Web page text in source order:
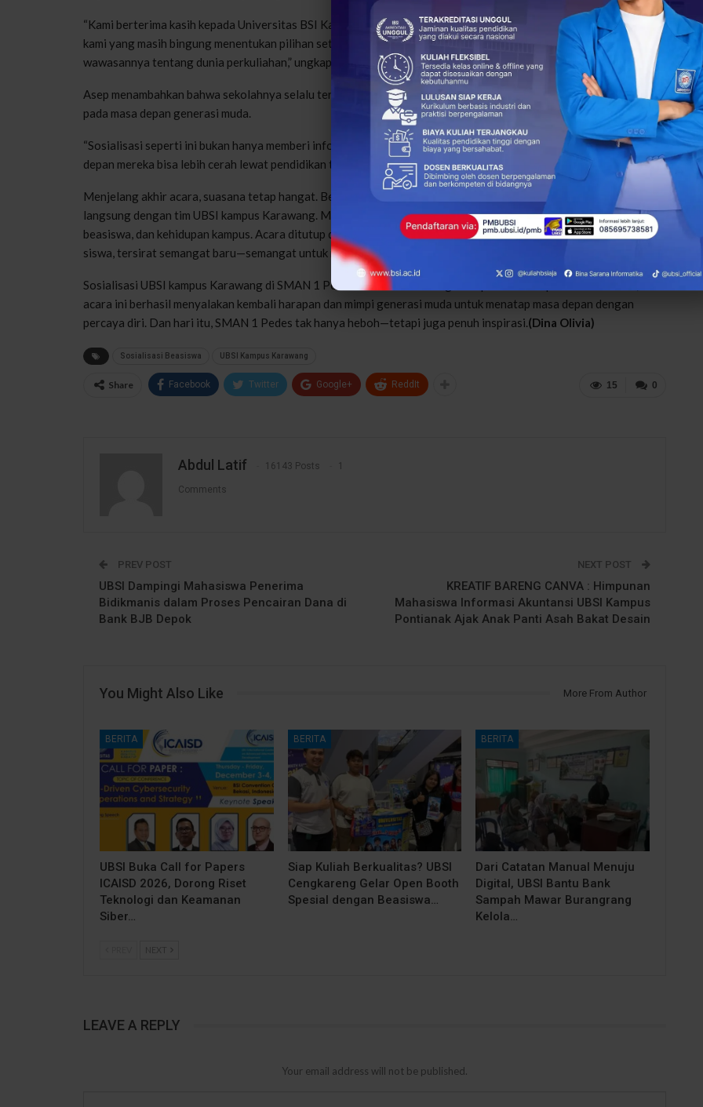
“Kami berterima kasih kepada Universitas BSI Karawang yang sudah datang langsung ke sekolah. Banyak siswa
kami yang masih bingung menentukan pilihan setelah lulus. Melalui kegiatan ini, mereka jadi lebih terbuka
wawasannya tentang dunia perkuliahan,” ungkapnya.
Asep menambahkan bahwa sekolahnya selalu terbuka terhadap kolaborasi dengan perguruan tinggi yang peduli
pada masa depan generasi muda.
“Sosialisasi seperti ini bukan hanya memberi informasi, tapi juga memotivasi. Anak-anak jadi sadar bahwa masa
depan mereka bisa lebih cerah lewat pendidikan tinggi,” ujarnya.
Menjelang akhir acara, suasana tetap hangat. Beberapa siswa masih terlihat mengantre untuk berkonsultasi
langsung dengan tim UBSI kampus Karawang. Mereka ingin tahu lebih detail tentang cara mendaftar, peluang
beasiswa, dan kehidupan kampus. Acara ditutup dengan sesi foto bersama yang penuh keceriaan. Di wajah para
siswa, tersirat semangat baru—semangat untuk melangkah lebih jauh mengejar mimpi kuliah.
Sosialisasi UBSI kampus Karawang di SMAN 1 Pedes bukan sekadar kegiatan promosi kampus. Lebih dari itu,
acara ini berhasil menyalakan kembali harapan dan mimpi generasi muda untuk menatap masa depan dengan
percaya diri. Dan hari itu, SMAN 1 Pedes tak hanya heboh—tetapi juga penuh inspirasi.(Dina Olivia)
Sosialisasi Beasiswa UBSI Kampus Karawang
0
15
Share Facebook Twitter Google+ ReddIt
Abdul Latif 16143 Posts 1
Comments
PREV POST
UBSI Dampingi Mahasiswa Penerima
Bidikmanis dalam Proses Pencairan Dana di
Bank BJB Depok
NEXT POST
KREATIF BARENG CANVA : Himpunan
Mahasiswa Informasi Akuntansi UBSI Kampus
Pontianak Ajak Anak Panti Asah Bakat Desain
You Might Also Like More From Author
BERITA
UBSI Buka Call for Papers
ICAISD 2026, Dorong Riset
Teknologi dan Keamanan
Siber…
BERITA
Siap Kuliah Berkualitas? UBSI
Cengkareng Gelar Open Booth
Spesial dengan Beasiswa…
BERITA
Dari Catatan Manual Menuju
Digital, UBSI Bantu Bank
Sampah Mawar Burangrang
Kelola…
NEXT
LEAVE A REPLY
Your email address will not be published.